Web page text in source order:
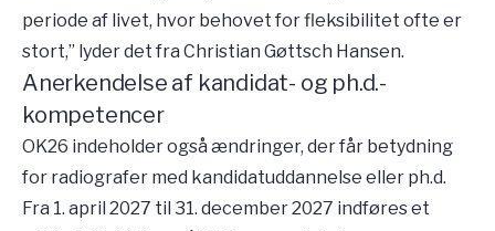
periode af livet, hvor behovet for fleksibilitet ofte er
stort,” lyder det fra Christian Gøttsch Hansen.
Anerkendelse af kandidat- og ph.d.-
kompetencer
OK26 indeholder også ændringer, der får betydning
for radiografer med kandidatuddannelse eller ph.d.
Fra 1. april 2027 til 31. december 2027 indføres et